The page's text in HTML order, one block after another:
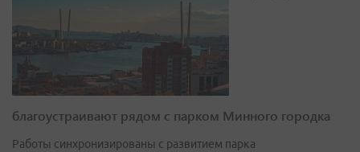
благоустраивают рядом с парком Минного городка
Работы синхронизированы с развитием парка